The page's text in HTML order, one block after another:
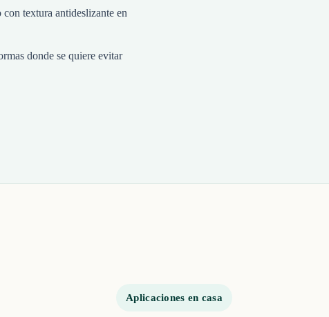
textura antideslizante en
donde se quiere evitar
Aplicaciones en casa